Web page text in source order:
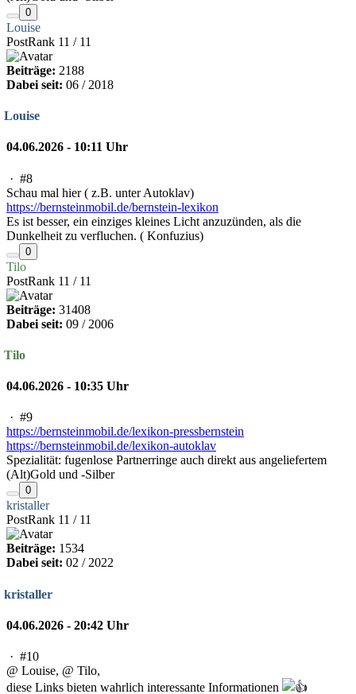
0
Louise
PostRank 11 / 11
Beiträge: 2188
Dabei seit: 06 / 2018
Louise
04.06.2026 - 10:11 Uhr
· #8
Schau mal hier ( z.B. unter Autoklav)
https://bernsteinmobil.de/bernstein-lexikon
Es ist besser, ein einziges kleines Licht anzuzünden, als die
Dunkelheit zu verfluchen. ( Konfuzius)
0
Tilo
PostRank 11 / 11
Beiträge: 31408
Dabei seit: 09 / 2006
Tilo
04.06.2026 - 10:35 Uhr
· #9
https://bernsteinmobil.de/lexikon-pressbernstein
https://bernsteinmobil.de/lexikon-autoklav
Spezialität: fugenlose Partnerringe auch direkt aus angeliefertem
(Alt)Gold und -Silber
0
kristaller
PostRank 11 / 11
Beiträge: 1534
Dabei seit: 02 / 2022
kristaller
04.06.2026 - 20:42 Uhr
· #10
@ Louise, @ Tilo,
diese Links bieten wahrlich interessante Informationen